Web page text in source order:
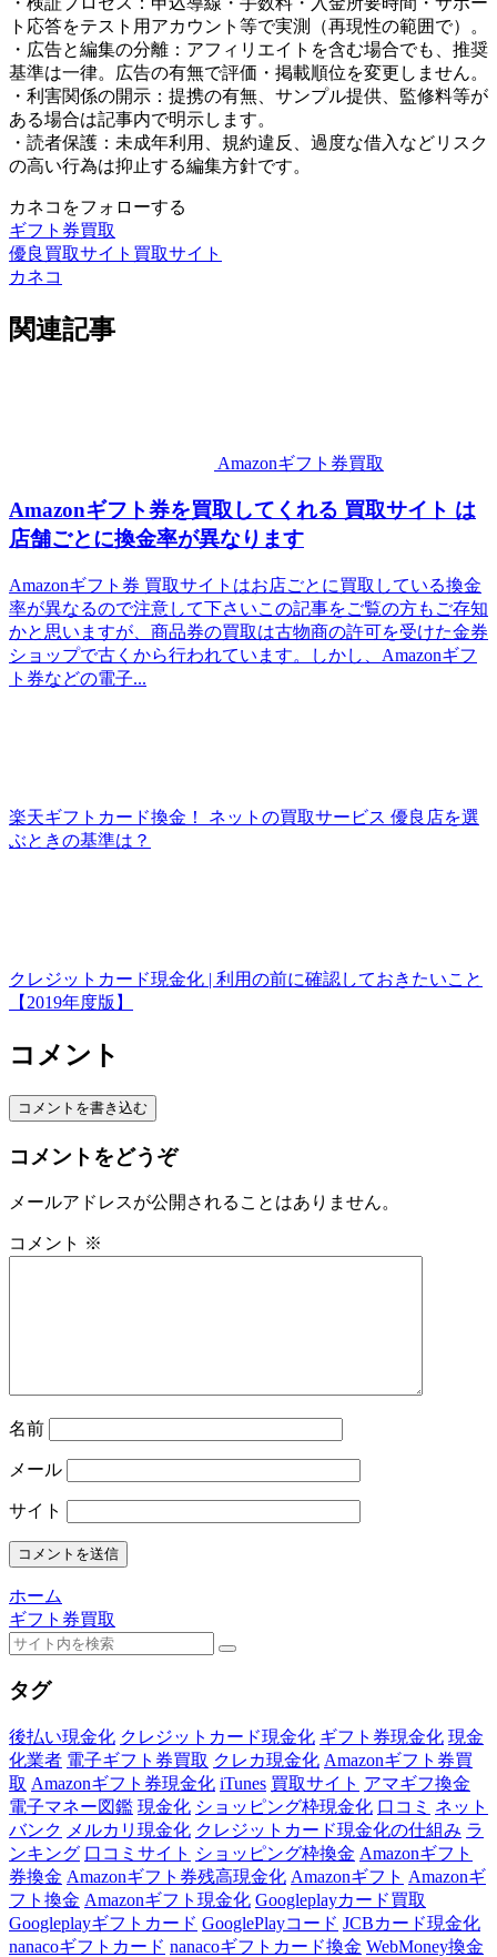
ト応答をテスト用アカウント等で実測（再現性の範囲で）。
・広告と編集の分離：アフィリエイトを含む場合でも、推奨
基準は一律。広告の有無で評価・掲載順位を変更しません。
・利害関係の開示：提携の有無、サンプル提供、監修料等が
ある場合は記事内で明示します。
・読者保護：未成年利用、規約違反、過度な借入などリスク
の高い行為は抑止する編集方針です。
カネコをフォローする
ギフト券買取
優良買取サイト 買取サイト
カネコ
関連記事
Amazonギフト券買取
Amazonギフト券を買取してくれる 買取サイト は
店舗ごとに換金率が異なります
Amazonギフト券 買取サイトはお店ごとに買取している換金
率が異なるので注意して下さいこの記事をご覧の方もご存知
かと思いますが、商品券の買取は古物商の許可を受けた金券
ショップで古くから行われています。しかし、Amazonギフ
ト券などの電子...
楽天ギフトカード換金！ ネットの買取サービス 優良店を選
ぶときの基準は？
クレジットカード現金化 | 利用の前に確認しておきたいこと
【2019年度版】
コメント
コメントを書き込む
コメントをどうぞ
メールアドレスが公開されることはありません。
コメント ※
名前
メール
サイト
ホーム
ギフト券買取
タグ
後払い現金化 クレジットカード現金化 ギフト券現金化 現金
化業者 電子ギフト券買取 クレカ現金化 Amazonギフト券買
取 Amazonギフト券現金化 iTunes 買取サイト アマギフ換金
電子マネー図鑑 現金化 ショッピング枠現金化 口コミ ネット
バンク メルカリ現金化 クレジットカード現金化の仕組み ラ
ンキング 口コミサイト ショッピング枠換金 Amazonギフト
券換金 Amazonギフト券残高現金化 Amazonギフト Amazonギ
フト換金 Amazonギフト現金化 Googleplayカード買取
Googleplayギフトカード GooglePlayコード JCBカード現金化
nanacoギフトカード nanacoギフトカード換金 WebMoney換金